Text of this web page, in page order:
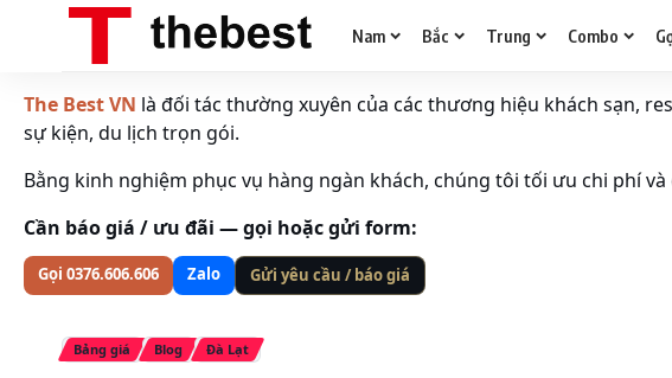
Nam Bắc Trung Combo
The Best VN là đối tác thường xuyên của các thương hiệu khách sạn,
sự kiện, du lịch trọn gói.
Bằng kinh nghiệm phục vụ hàng ngàn khách, chúng tôi tối ưu chi phí
Cần báo giá / ưu đãi — gọi hoặc gửi form:
Gọi 0376.606.606 Zalo Gửi yêu cầu / báo giá
Bảng giá Blog Đà Lạt